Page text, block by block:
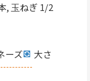
, 玉ねぎ 1/2
ーズ
大さ